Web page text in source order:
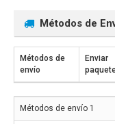
Métodos de
Métodos de
envío
Enviar